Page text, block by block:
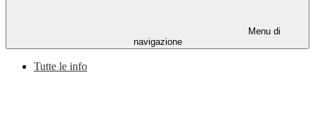
Menu di
navigazione
Tutte le info